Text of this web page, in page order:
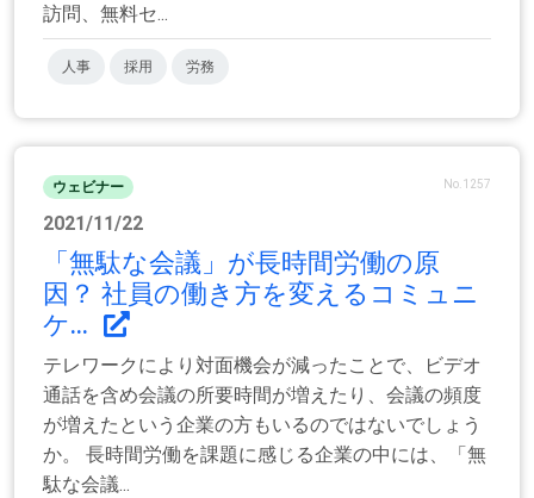
訪問、無料セ...
人事 採用 労務
ウェビナー No.1257
2021/11/22
「無駄な会議」が長時間労働の原
因？ 社員の働き方を変えるコミュニ
ケ...
テレワークにより対面機会が減ったことで、ビデオ
通話を含め会議の所要時間が増えたり、会議の頻度
が増えたという企業の方もいるのではないでしょう
か。 長時間労働を課題に感じる企業の中には、「無
駄な会議...